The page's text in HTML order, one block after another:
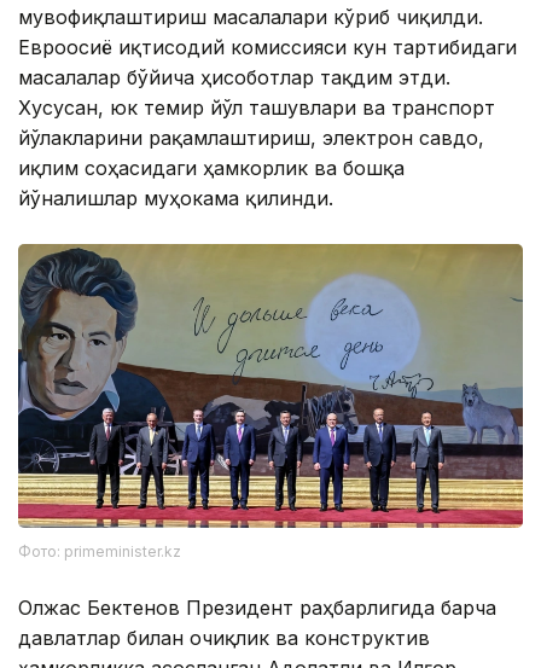
мувофиқлаштириш масалалари кўриб чиқилди.
Евроосиё иқтисодий комиссияси кун тартибидаги
масалалар бўйича ҳисоботлар тақдим этди.
Хусусан, юк темир йўл ташувлари ва транспорт
йўлакларини рақамлаштириш, электрон савдо,
иқлим соҳасидаги ҳамкорлик ва бошқа
йўналишлар муҳокама қилинди.
Фото: primeminister.kz
Олжас Бектенов Президент раҳбарлигида барча
давлатлар билан очиқлик ва конструктив